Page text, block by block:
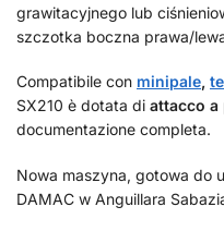
grawitacyjnego lub
szczotka boczna prawa/
Compatibile con minipale,
SX210 è dotata di attacco
documentazione completa.
Nowa maszyna, gotowa do
DAMAC w Anguillara